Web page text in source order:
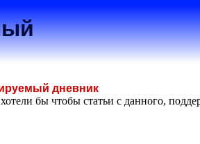
дневник
бы чтобы статьи с данного,